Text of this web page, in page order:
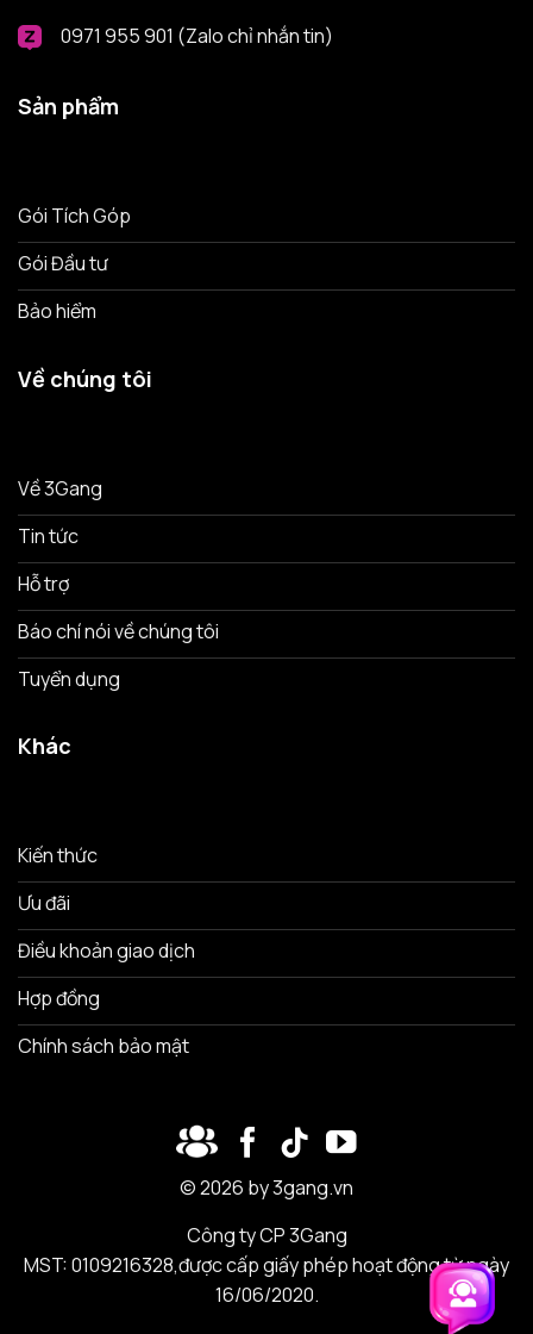
0971 955 901 (Zalo chỉ nhắn tin)
Sản phẩm
Gói Tích Góp
Gói Đầu tư
Bảo hiểm
Về chúng tôi
Về 3Gang
Tin tức
Hỗ trợ
Báo chí nói về chúng tôi
Tuyển dụng
Khác
Kiến thức
Ưu đãi
Điều khoản giao dịch
Hợp đồng
Chính sách bảo mật
© 2026 by 3gang.vn
Công ty CP 3Gang
MST: 0109216328,được cấp giấy phép hoạt động từ ngày
16/06/2020.